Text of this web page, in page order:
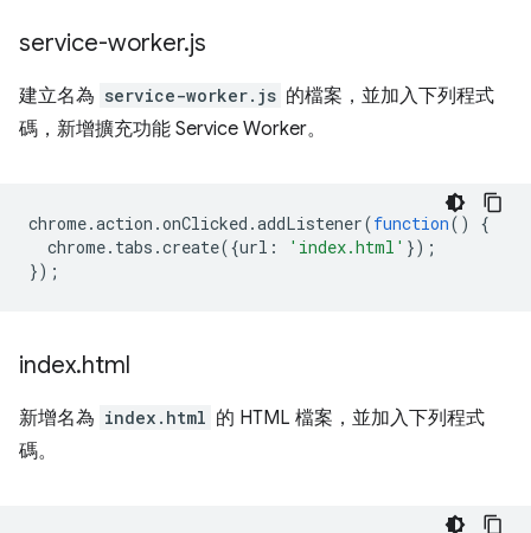
service-worker.js
建立名為 service-worker.js 的檔案，並加入下列程式
碼，新增擴充功能 Service Worker。
chrome.action .onClicked .addListener(function()
{
chrome. tabs .create({url : 'index.html' });
});
index.html
新增名為 index.html 的 HTML 檔案，並加入下列程式
碼。